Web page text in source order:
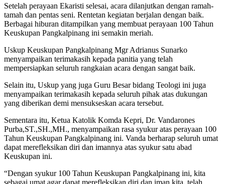
Setelah perayaan Ekaristi selesai, acara dilanjutkan dengan ramah-
tamah dan pentas seni. Rentetan kegiatan berjalan dengan baik.
Berbagai hiburan ditampilkan yang membuat perayaan 100 Tahun
Keuskupan Pangkalpinang ini semakin meriah.
Uskup Keuskupan Pangkalpinang Mgr Adrianus Sunarko
menyampaikan terimakasih kepada panitia yang telah
mempersiapkan seluruh rangkaian acara dengan sangat baik.
Selain itu, Uskup yang juga Guru Besar bidang Teologi ini juga
menyampaikan terimakasih kepada seluruh pihak atas dukungan
yang diberikan demi mensukseskan acara tersebut.
Sementara itu, Ketua Katolik Komda Kepri, Dr. Vandarones
Purba,ST.,SH.,MH., menyampaikan rasa syukur atas perayaan 100
Tahun Keuskupan Pangkalpinang ini. Vanda berharap seluruh umat
dapat merefleksikan diri dan imannya atas syukur satu abad
Keuskupan ini.
“Dengan syukur 100 Tahun Keuskupan Pangkalpinang ini, kita
sebagai umat agar dapat merefleksikan diri dan iman kita, telah